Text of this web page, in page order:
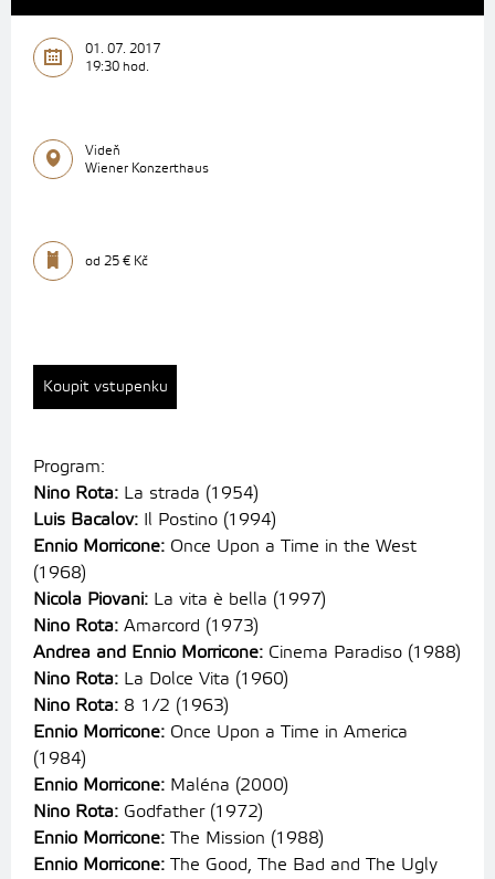
01. 07. 2017
19:30 hod.
Videň
Wiener Konzerthaus
od 25 € Kč
Koupit vstupenku
Program:
Nino Rota: La strada (1954)
Luis Bacalov: Il Postino (1994)
Ennio Morricone: Once Upon a Time in the West
(1968)
Nicola Piovani: La vita è bella (1997)
Nino Rota: Amarcord (1973)
Andrea and Ennio Morricone: Cinema Paradiso (1988)
Nino Rota: La Dolce Vita (1960)
Nino Rota: 8 1/2 (1963)
Ennio Morricone: Once Upon a Time in America
(1984)
Ennio Morricone: Maléna (2000)
Nino Rota: Godfather (1972)
Ennio Morricone: The Mission (1988)
Ennio Morricone: The Good, The Bad and The Ugly